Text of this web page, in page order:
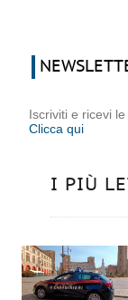
Iscriviti e ricevi
Clicca qui
I PIÙ